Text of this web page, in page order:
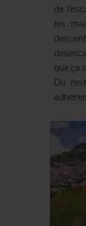
de
les
que ça
Du